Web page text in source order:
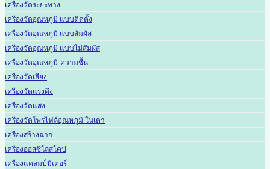
เครื่องวัดระยะทาง
เครื่องวัดอุณหภูมิ แบบติดตั้ง
เครื่องวัดอุณหภูมิ แบบสัมผัส
เครื่องวัดอุณหภูมิ แบบไม่สัมผัส
เครื่องวัดอุณหภูมิ-ความชื้น
เครื่องวัดเสียง
เครื่องวัดแรงดึง
เครื่องวัดแสง
เครื่องวัดโพรไฟล์อุณหภูมิ ในเตา
เครื่องสร้างฉาก
เครื่องออสซิโลสโคป
เครื่องแคลมป์มิเตอร์